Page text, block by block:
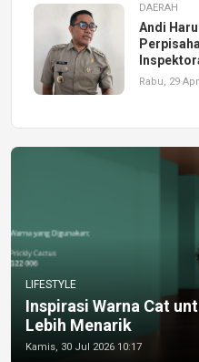
DAERAH
Andi
Rabu, 29
LIFESTYLE
Inspirasi Warna Cat
Lebih Menarik
Kamis, 30 Jul 2026 10:17